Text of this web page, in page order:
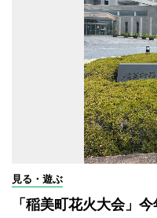
見る・遊ぶ
「稲美町花火大会」